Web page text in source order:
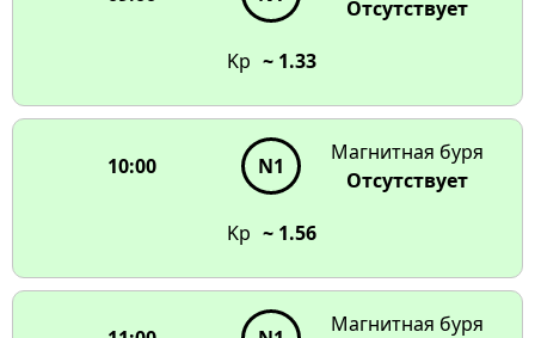
Отсутствует
Kp ~ 1.33
10:00 N1
Магнитная буря
Отсутствует
Kp ~ 1.56
Магнитная буря